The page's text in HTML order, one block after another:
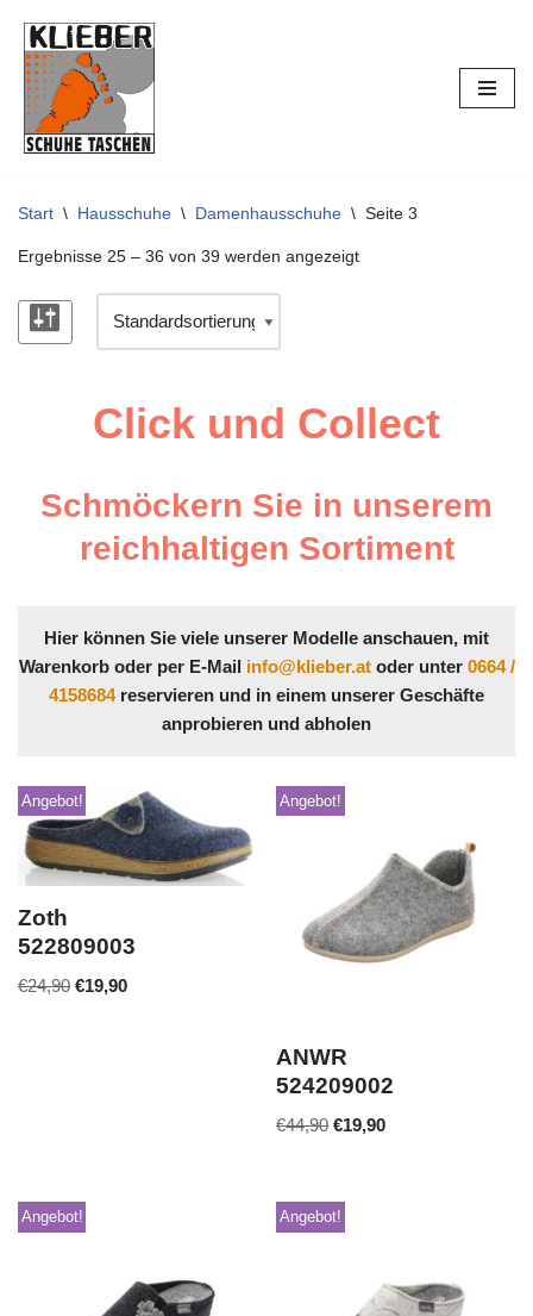
Zum
Inhalt
springen
Start \ Hausschuhe \ Damenhausschuhe \ Seite 3
Ergebnisse 25 – 36 von 39 werden angezeigt
Click und Collect
Schmöckern Sie in unserem
reichhaltigen Sortiment
Hier können Sie viele unserer Modelle anschauen, mit
Warenkorb oder per E-Mail info@klieber.atoder unter 0664 /
4158684reservieren und in einem unserer Geschäfte
anprobieren und abholen
Angebot!
Zoth
522809003
€24,90 €19,90
Angebot!
ANWR
524209002
€44,90 €19,90
Angebot! Angebot!